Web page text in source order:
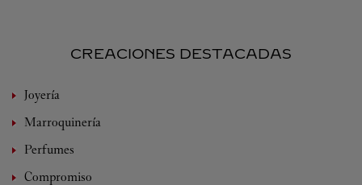
CREACIONES DESTACADAS
Joyería
Marroquinería
Perfumes
Compromiso